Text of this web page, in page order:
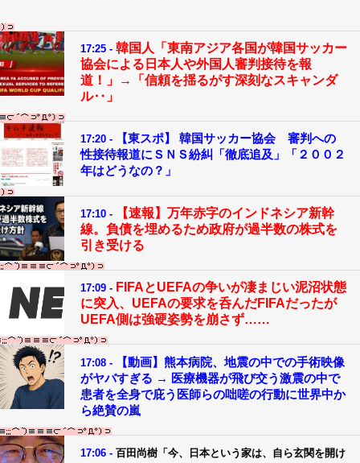
17:25 - 韓国人「東南アジア各国が韓国サッカー
協会による日本人や外国人審判接待を報
道！」→「信頼を揺るがす深刻なスキャンダ
ル‥」
17:20 -
【東スポ】 韓国サッカー協会 審判への
性接待報道にＳＮＳ紛糾「徹底追及」「２００２
年はどうなの？」
17:10 -
【速報】万年赤字のインドネシア新幹
線。負債を埋めるため政府が過半数の株式を
引き受ける
17:09 - FIFAとUEFAの争いが凄まじい泥沼状態
に突入、UEFAの要求を呑んだFIFAだったが
UEFA側は強硬姿勢を崩さず……
17:08 -
【動画】熊本病院、地震の中での手術映像
がヤバすぎる → 医療機器が飛び交う激震の中で
患者を全身で庇う医師らの咄嗟の行動に世界中か
ら絶賛の嵐
17:06 - 百田尚樹「今、日本という家は、自ら玄関を開け